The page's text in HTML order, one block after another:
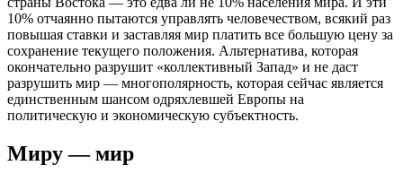
10% отчаянно пытаются управлять человечеством, всякий раз
повышая ставки и заставляя мир платить все большую цену за
сохранение текущего положения. Альтернатива, которая
окончательно разрушит «коллективный Запад» и не даст
разрушить мир — многополярность, которая сейчас является
единственным шансом одряхлевшей Европы на
политическую и экономическую субъектность.
Миру — мир